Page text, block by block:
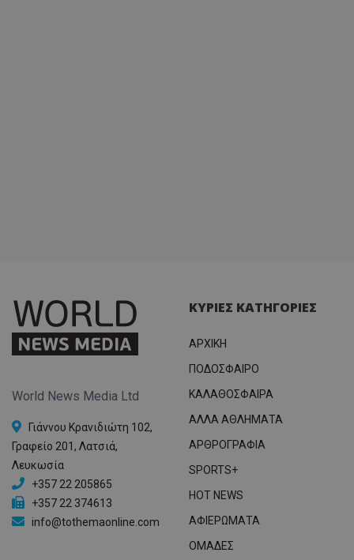
World News Media Ltd
Γιάννου Κρανιδιώτη 102,
Γραφείο 201, Λατσιά,
Λευκωσία
+357 22 205865
+357 22 374613
info@tothemaonline.com
ΚΥΡΙΕΣ ΚΑΤΗΓΟΡΙΕΣ
ΑΡΧΙΚΗ
ΠΟΔΟΣΦΑΙΡΟ
ΚΑΛΑΘΟΣΦΑΙΡΑ
ΑΛΛΑ ΑΘΛΗΜΑΤΑ
ΑΡΘΡΟΓΡΑΦΙΑ
SPORTS+
HOT NEWS
ΑΦΙΕΡΩΜΑΤΑ
ΟΜΑΔΕΣ